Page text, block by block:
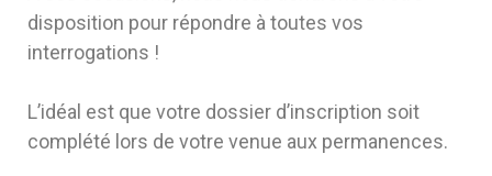
disposition pour répondre à toutes vos
interrogations !
L’idéal est que votre dossier d’inscription soit
complété lors de votre venue aux permanences.